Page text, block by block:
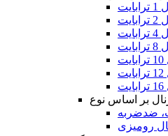
بر اساس نوع
ضدضربه
رومیزی